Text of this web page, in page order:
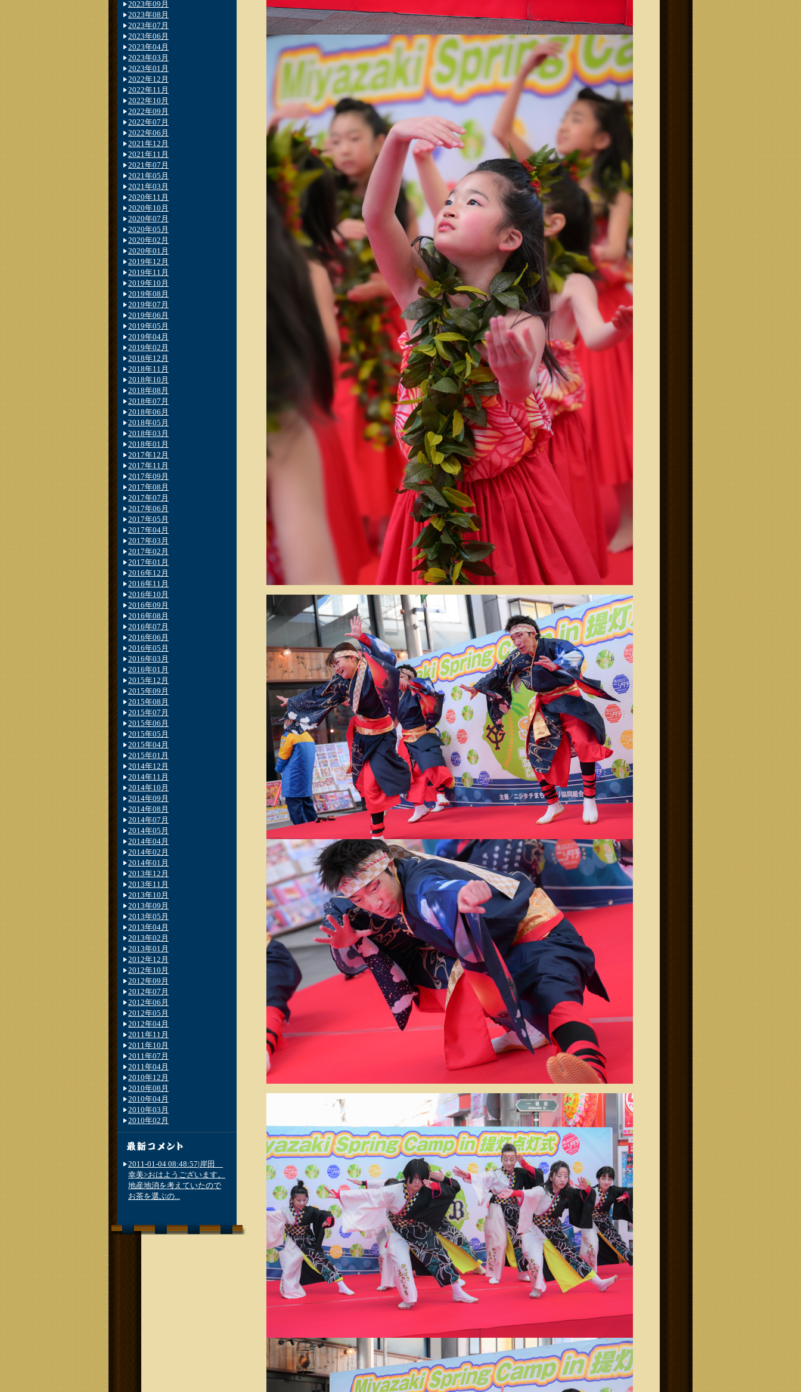
2023年09月
2023年08月
2023年07月
2023年06月
2023年04月
2023年03月
2023年01月
2022年12月
2022年11月
2022年10月
2022年09月
2022年07月
2022年06月
2021年12月
2021年11月
2021年07月
2021年05月
2021年03月
2020年11月
2020年10月
2020年07月
2020年05月
2020年02月
2020年01月
2019年12月
2019年11月
2019年10月
2019年08月
2019年07月
2019年06月
2019年05月
2019年04月
2019年02月
2018年12月
2018年11月
2018年10月
2018年08月
2018年07月
2018年06月
2018年05月
2018年03月
2018年01月
2017年12月
2017年11月
2017年09月
2017年08月
2017年07月
2017年06月
2017年05月
2017年04月
2017年03月
2017年02月
2017年01月
2016年12月
2016年11月
2016年10月
2016年09月
2016年08月
2016年07月
2016年06月
2016年05月
2016年03月
2016年01月
2015年12月
2015年09月
2015年08月
2015年07月
2015年06月
2015年05月
2015年04月
2015年01月
2014年12月
2014年11月
2014年10月
2014年09月
2014年08月
2014年07月
2014年05月
2014年04月
2014年02月
2014年01月
2013年12月
2013年11月
2013年10月
2013年09月
2013年05月
2013年04月
2013年02月
2013年01月
2012年12月
2012年10月
2012年09月
2012年07月
2012年06月
2012年05月
2012年04月
2011年11月
2011年10月
2011年07月
2011年04月
2010年12月
2010年08月
2010年04月
2010年03月
2010年02月
2011-01-04 08:48:57|岸田
幸美>おはようございます。
地産地消を考えていたので
お茶を選ぶの...